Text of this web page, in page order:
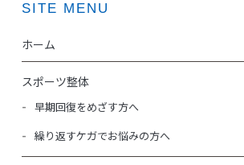
SITE MENU
ホーム
スポーツ整体
早期回復をめざす方へ
繰り返すケガでお悩みの方へ